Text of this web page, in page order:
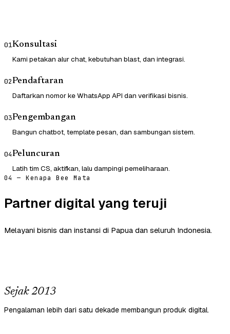
01Konsultasi
Kami petakan alur chat, kebutuhan blast, dan integrasi.
02Pendaftaran
Daftarkan nomor ke WhatsApp API dan verifikasi bisnis.
03Pengembangan
Bangun chatbot, template pesan, dan sambungan sistem.
04Peluncuran
Latih tim CS, aktifkan, lalu dampingi pemeliharaan.
04 — Kenapa Bee Mata
Partner digital yang teruji
Melayani bisnis dan instansi di Papua dan seluruh Indonesia.
Sejak 2013
Pengalaman lebih dari satu dekade membangun produk digital.